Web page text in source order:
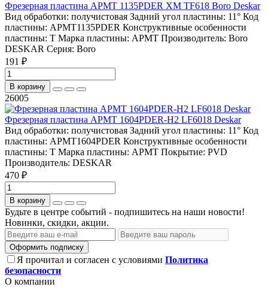
Фрезерная пластина APMT 1135PDER XM TF618 Boro Deskar
Вид обработки: получистовая Задний угол пластины: 11° Код
пластины: APMT1135PDER Конструктивные особенности
пластины: T Марка пластины: APMT Производитель: Boro
DESKAR Серия: Boro
191 ₽
В корзину
26005
Фрезерная пластина APMT 1604PDER-H2 LF6018 Deskar
Вид обработки: получистовая Задний угол пластины: 11° Код
пластины: APMT1604PDER Конструктивные особенности
пластины: T Марка пластины: APMT Покрытие: PVD
Производитель: DESKAR
470 ₽
В корзину
Будьте в центре событий - подпишитесь на наши новости!
Новинки, скидки, акции.
Оформить подписку
Я прочитал и согласен с условиями Политика
безопасности
О компании